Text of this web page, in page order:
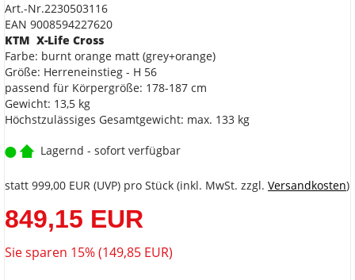
Art.-Nr.2230503116
EAN 9008594227620
KTM X-Life Cross
Farbe: burnt orange matt (grey+orange)
Größe: Herreneinstieg - H 56
passend für Körpergröße: 178-187 cm
Gewicht: 13,5 kg
Höchstzulässiges Gesamtgewicht: max. 133 kg
Lagernd - sofort verfügbar
statt 999,00 EUR (UVP) pro Stück (inkl. MwSt. zzgl. Versandkosten)
849,15 EUR
Sie sparen 15% (149,85 EUR)